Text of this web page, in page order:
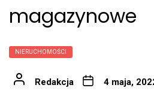
magazynowe
NIERUCHOMOŚCI
Redakcja 4 maja,